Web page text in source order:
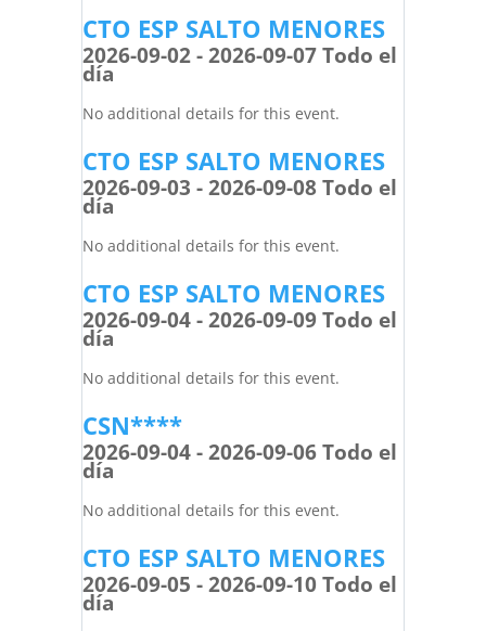
CTO ESP SALTO MENORES
2026-09-02 - 2026-09-07 Todo el
día
No additional details for this event.
CTO ESP SALTO MENORES
2026-09-03 - 2026-09-08 Todo el
día
No additional details for this event.
CTO ESP SALTO MENORES
2026-09-04 - 2026-09-09 Todo el
día
No additional details for this event.
CSN****
2026-09-04 - 2026-09-06 Todo el
día
No additional details for this event.
CTO ESP SALTO MENORES
2026-09-05 - 2026-09-10 Todo el
día